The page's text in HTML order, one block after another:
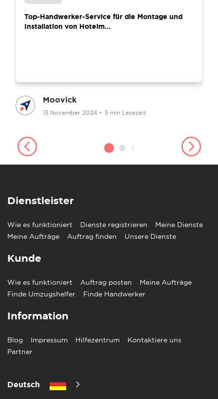
Top-Handwerker-Service für die Montage und
Installation von Hotelm...
Moovick
13 November 2024 • 5 min Lesezeit
Dienstleister
Wie es funktioniert Dienste registrieren
Meine Dienste
Meine Aufträge
Auftrag finden Unsere Dienste
Kunde
Wie es funktioniert Auftrag posten
Meine Aufträge
Finde Umzugshelfer
Finde Handwerker
Information
Blog Impressum Hilfezentrum
Kontaktiere uns
Partner
Deutsch